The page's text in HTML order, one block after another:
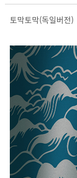
토막토막(독일버전)